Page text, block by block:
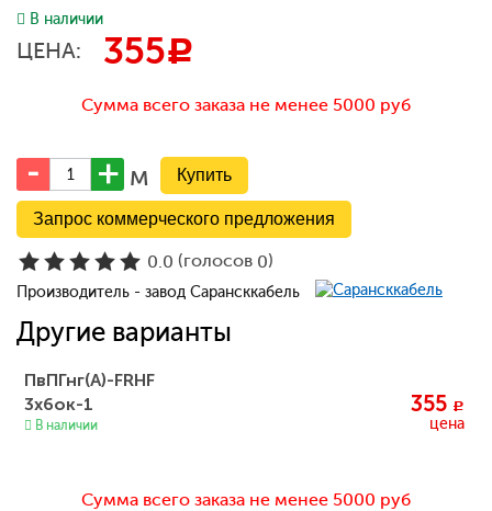
В наличии
ЦЕНА: 355c
Сумма всего заказа не менее 5000 руб
м
Запрос коммерческого предложения
0.0 (голосов 0)
Производитель - завод Сарансккабель
Другие варианты
ПвПГнг(A)-FRHF
3x6ок-1
В наличии
355 c
цена
Сумма всего заказа не менее 5000 руб